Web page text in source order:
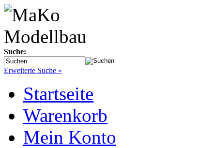
Suche:
Erweiterte Suche »
Startseite
Warenkorb
Mein Konto